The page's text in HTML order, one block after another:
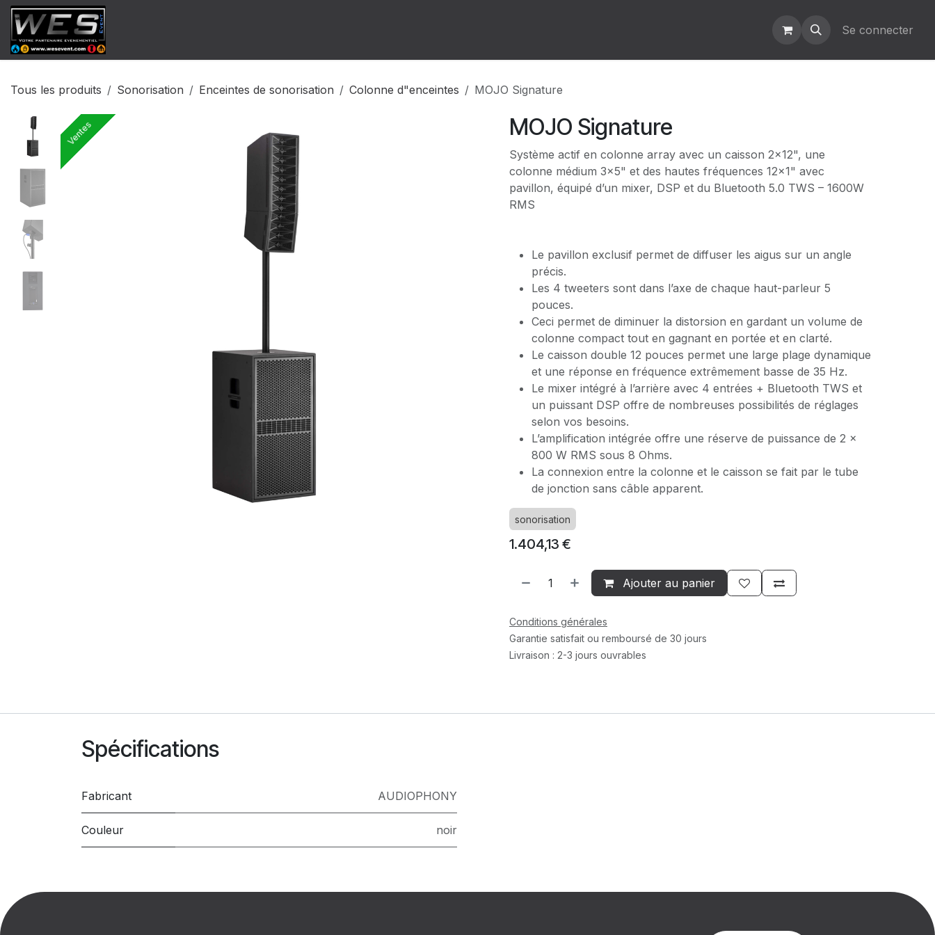
Se rendre au contenu
Se connecter
Tous les produits Sonorisation Enceintes de sonorisation Colonne d"enceintes MOJO Signature
Ventes
Ventes MOJO Signature
Système actif en colonne array avec un caisson 2×12", une
colonne médium 3×5" et des hautes fréquences 12×1" avec
pavillon, équipé d’un mixer, DSP et du Bluetooth 5.0 TWS – 1600W
RMS
Le pavillon exclusif permet de diffuser les aigus sur un angle
précis.
Les 4 tweeters sont dans l’axe de chaque haut-parleur 5
pouces.
Ceci permet de diminuer la distorsion en gardant un volume de
colonne compact tout en gagnant en portée et en clarté.
Le caisson double 12 pouces permet une large plage dynamique
et une réponse en fréquence extrêmement basse de 35 Hz.
Le mixer intégré à l’arrière avec 4 entrées + Bluetooth TWS et
un puissant DSP offre de nombreuses possibilités de réglages
selon vos besoins.
L’amplification intégrée offre une réserve de puissance de 2 x
800 W RMS sous 8 Ohms.
La connexion entre la colonne et le caisson se fait par le tube
de jonction sans câble apparent.
sonorisation
1.404,13 €
Ajouter au panier
Conditions générales
Garantie satisfait ou remboursé de 30 jours
Livraison : 2-3 jours ouvrables
Spécifications
Fabricant AUDIOPHONY
Couleur noir